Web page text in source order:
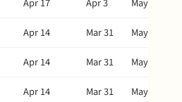
Apr 17 Apr 3
May 27
Apr 14 Mar 31
May 24
Apr 14 Mar 31
May 24
Apr 14 Mar 31
May 24